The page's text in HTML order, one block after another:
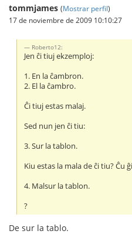
tommjames (Mostrar perfil)
17 de noviembre de 2009 10:10:27
Roberto12:
Jen ĉi tiuj ekzemploj:
1. En la ĉambron.
2. El la ĉambro.
Ĉi tiuj estas malaj.
Sed nun jen ĉi tiu:
3. Sur la tablon.
Kiu estas la mala de ĉi tiu? Ĉu
4. Malsur la tablon.
?
De sur la tablo.